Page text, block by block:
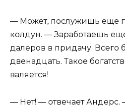
— Может, послужишь еще
колдун. — Заработаешь
далеров в придачу. Всего
двенадцать. Такое
валяется!
— Нет! — отвечает Андерс.